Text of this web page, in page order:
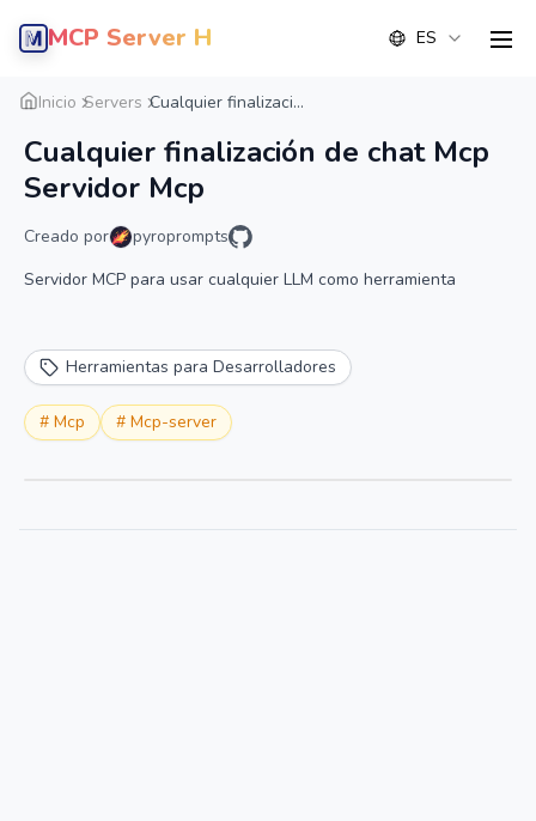
MCP Server Hub ES
Inicio Servers Cualquier finalizaci...
Cualquier finalización de chat Mcp
Servidor Mcp
Creado por
pyroprompts
Servidor MCP para usar cualquier LLM como herramienta
Herramientas para Desarrolladores
# Mcp # Mcp-server
Resumen Detalle